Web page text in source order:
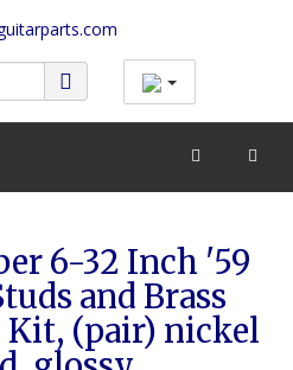
6-32 Inch '59
and Brass
(pair) nickel